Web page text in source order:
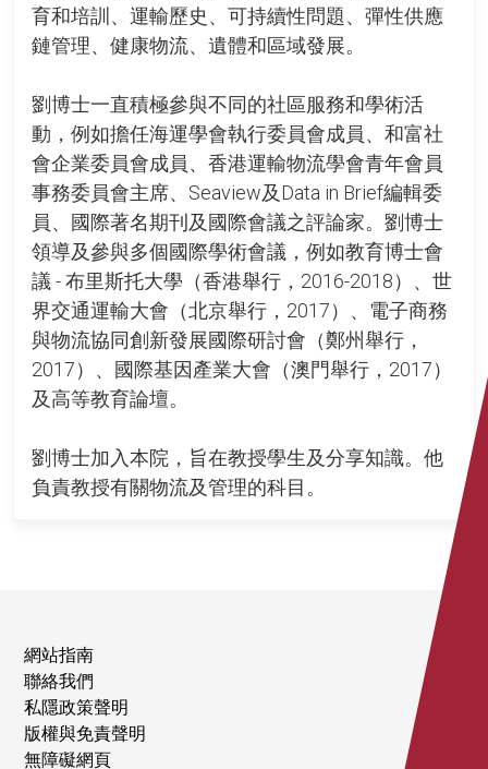
育和培訓、運輸歷史、可持續性問題、彈性供應
鏈管理、健康物流、遺體和區域發展。
劉博士一直積極參與不同的社區服務和學術活
動，例如擔任海運學會執行委員會成員、和富社
會企業委員會成員、香港運輸物流學會青年會員
事務委員會主席、Seaview及Data in Brief編輯委
員、國際著名期刊及國際會議之評論家。劉博士
領導及參與多個國際學術會議，例如教育博士會
議 - 布里斯托大學（香港舉行，2016-2018）、世
界交通運輸大會（北京舉行，2017）、電子商務
與物流協同創新發展國際研討會（鄭州舉行，
2017）、國際基因產業大會（澳門舉行，2017）
及高等教育論壇。
劉博士加入本院，旨在教授學生及分享知識。他
負責教授有關物流及管理的科目。
網站指南
聯絡我們
私隱政策聲明
版權與免責聲明
無障礙網頁